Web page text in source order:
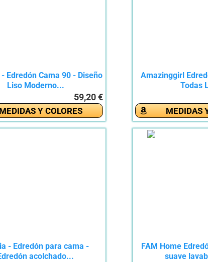
- Edredón Cama 90 - Diseño
Liso Moderno...
59,20 €
Y COLORES
Amazinggirl
Todas
MEDIDAS
- Edredón para cama -
acolchado...
FAM Home
suave